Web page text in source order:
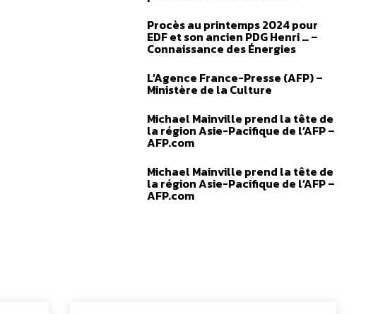
Procès au printemps 2024 pour
EDF et son ancien PDG Henri … –
Connaissance des Énergies
L’Agence France-Presse (AFP) –
Ministère de la Culture
Michael Mainville prend la tête de
la région Asie-Pacifique de l’AFP –
AFP.com
Michael Mainville prend la tête de
la région Asie-Pacifique de l’AFP –
AFP.com